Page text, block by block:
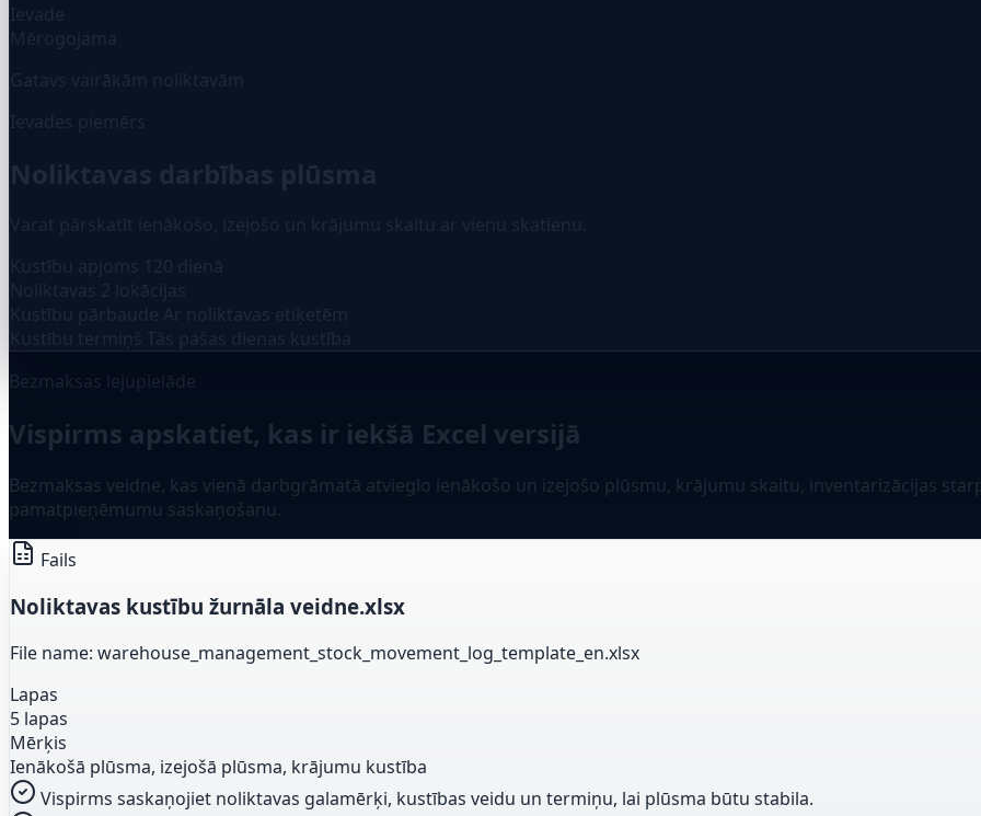
Ievade
Mērogojama
Gatavs vairākām noliktavām
Ievades piemērs
Noliktavas darbības plūsma
Varat pārskatīt ienākošo, izejošo un krājumu skaitu ar vienu skatienu.
Kustību apjoms
120 dienā
Noliktavas
2 lokācijas
Kustību pārbaude
Ar noliktavas etiķetēm
Kustību termiņš
Tās pašas dienas kustība
Bezmaksas lejupielāde
Vispirms apskatiet, kas ir iekšā Excel versijā
Bezmaksas veidne, kas vienā darbgrāmatā atvieglo ienākošo un izejošo plūsmu, krājumu skaitu, inventarizācijas
pamatpieņēmumu saskaņošanu.
Fails
Noliktavas kustību žurnāla veidne.xlsx
File name: warehouse_management_stock_movement_log_template_en.xlsx
Lapas
5 lapas
Mērķis
Ienākošā plūsma, izejošā plūsma, krājumu kustība
Vispirms saskaņojiet noliktavas galamērķi, kustības veidu un termiņu, lai plūsma būtu stabila.